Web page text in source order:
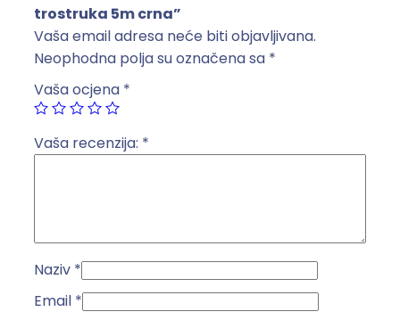
r
o
s
r
u
k
n
a
trostruka 5m crna”
Vaša email adresa neće biti objavljivana.
Neophodna polja su označena sa *
Vaša ocjena *
Vaša recenzija: *
Naziv *
Email *